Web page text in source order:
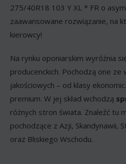
275/40R18 103 Y XL * FR o
zaawansowane rozwiązanie, na
kierowcy!
Na rynku oponiarskim wyróżnia
producenckich. Pochodzą one
jakościowych – od klasy
premium. W jej skład wchodzą
różnych stron świata. Znaleźć tu
pochodzące z Azji, Skandynawii,
oraz Bliskiego Wschodu.